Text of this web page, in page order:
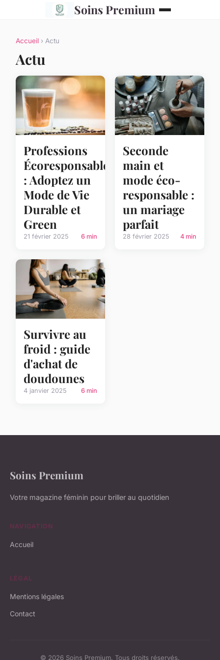
Soins Premium
Accueil › Actu
Actu
Professions
Écoresponsables
: Adoptez un
Mode de Vie
Durable et
Green
21 février 2025 6 min
Seconde
main et
mode éco-
responsable :
un mariage
parfait
28 février 2025 4 min
Survivre au
froid : guide
d'achat de
doudounes
4 janvier 2025 6 min
Soins Premium
Votre magazine féminin pour briller au quotidien
NAVIGATION
Accueil
LÉGAL
Mentions légales
Contact
© 2026 Soins Premium. Tous droits réservés.